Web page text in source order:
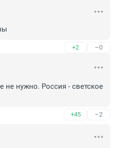
+2 –0
не нужно. Россия - светское
+45 –2